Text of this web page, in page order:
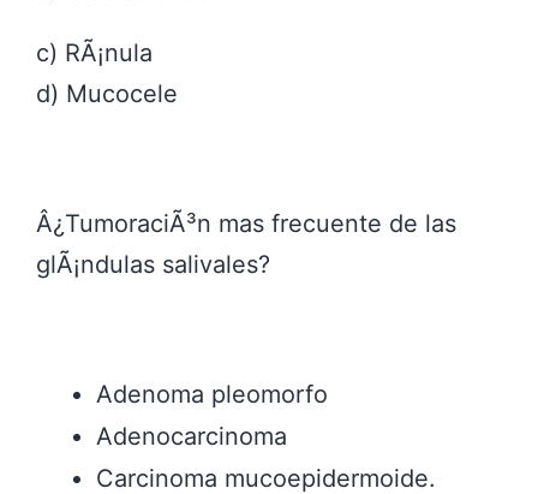
c) RÃ¡nula
d) Mucocele
Â¿TumoraciÃ³n mas frecuente de las
glÃ¡ndulas salivales?
Adenoma pleomorfo
Adenocarcinoma
Carcinoma mucoepidermoide.